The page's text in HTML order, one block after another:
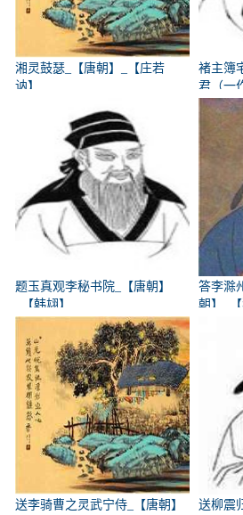
湘灵鼓瑟_【唐朝】_【庄若
讷】
褚主簿
君（一
_【韩
题玉真观李秘书院_【唐朝】
_【韩翃】
答李滁
朝】_【
送李骑曹之灵武宁侍_【唐朝】
送柳震